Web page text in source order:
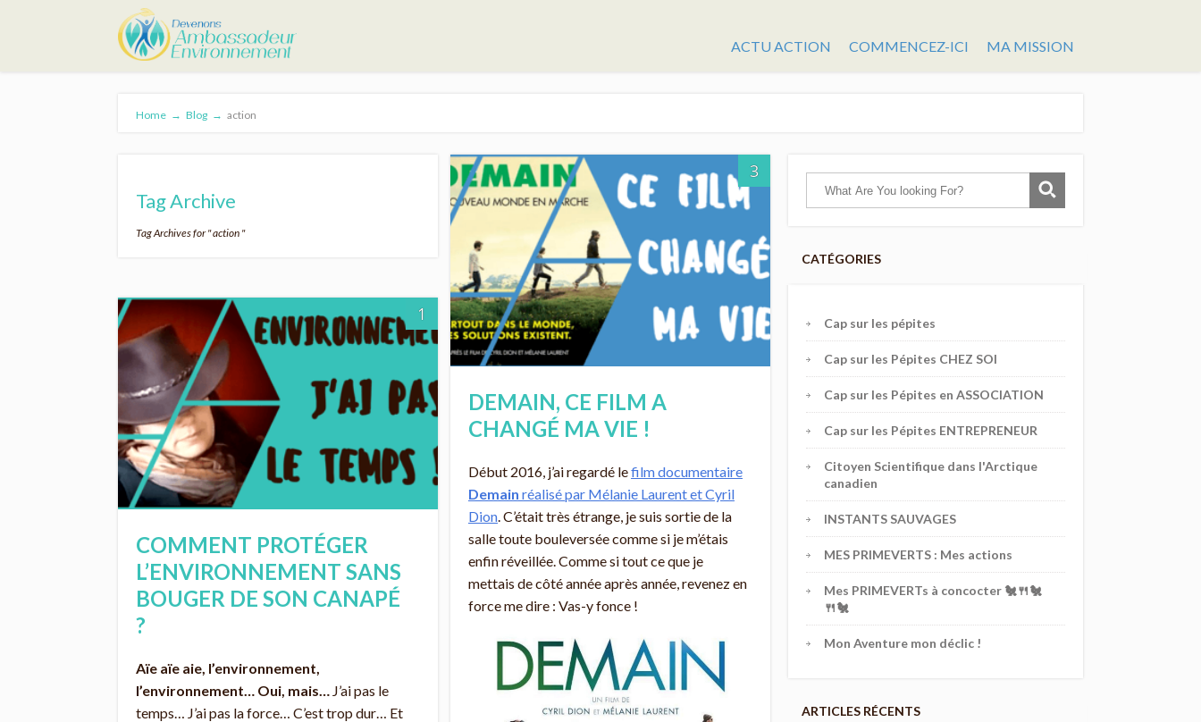
ACTU ACTION COMMENCEZ-ICI MA MISSION
Home → Blog → action
Tag Archive
Tag Archives for " action "
3
DEMAIN, CE FILM A
CHANGÉ MA VIE !
Début 2016, j’ai regardé lefilm documentaire
Demain réalisé par Mélanie Laurent et Cyril
Dion. C’était très étrange, je suis sortie de la
salle toute bouleversée comme si je m’étais
enfin réveillée. Comme si tout ce que je
mettais de côté année après année, revenez en
force me dire : Vas-y fonce !
1
COMMENT PROTÉGER
L’ENVIRONNEMENT SANS
BOUGER DE SON CANAPÉ
?
Aïe aïe aie, l’environnement,
l’environnement… Oui, mais… J’ai pas le
temps… J’ai pas la force… C’est trop dur… Et
CATÉGORIES
Cap sur les pépites
Cap sur les Pépites CHEZ SOI
Cap sur les Pépites en ASSOCIATION
Cap sur les Pépites ENTREPRENEUR
Citoyen Scientifique dans l'Arctique
canadien
INSTANTS SAUVAGES
MES PRIMEVERTS : Mes actions
Mes PRIMEVERTs à concocter 🐔🍴🐔
🍴🐔
Mon Aventure mon déclic !
ARTICLES RÉCENTS